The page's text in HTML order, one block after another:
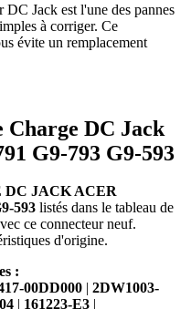
Jack est l'une des pannes
à corriger. Ce
évite un remplacement
DC Jack
G9-793 G9-593
DC JACK ACER
593 listés dans le tableau de
ce connecteur neuf.
d'origine.
:
00DD000 | 2DW1003-
| 161223-E3 |